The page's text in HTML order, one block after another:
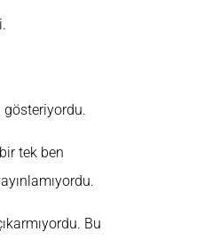
tek ben
Bu